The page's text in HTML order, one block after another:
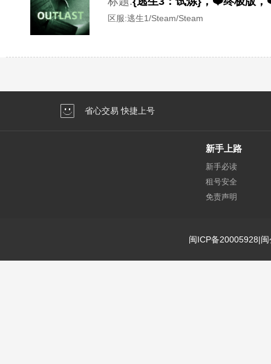
区服:逃生1/Steam/Steam
省心交易 快捷上号
新手上路
新手必读
租号安全
免责声明
闽ICP备20005928|